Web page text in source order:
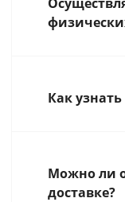
Как
Можно ли
доставке?